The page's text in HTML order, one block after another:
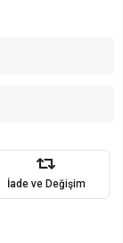
İade ve Değişim